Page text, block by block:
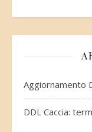
Aggiornamento
DDL Caccia: